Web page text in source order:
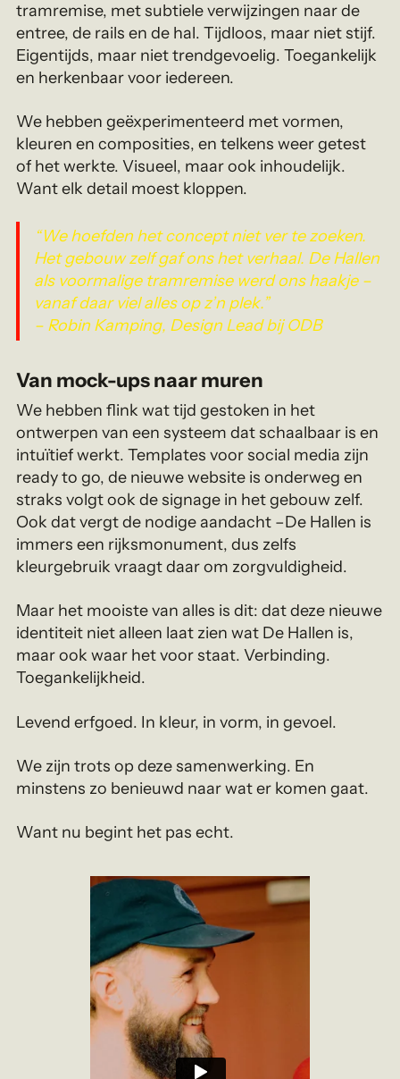
tramremise, met subtiele verwijzingen naar de
entree, de rails en de hal. Tijdloos, maar niet stijf.
Eigentijds, maar niet trendgevoelig. Toegankelijk
en herkenbaar voor iedereen.
We hebben geëxperimenteerd met vormen,
kleuren en composities, en telkens weer getest
of het werkte. Visueel, maar ook inhoudelijk.
Want elk detail moest kloppen.
“We hoefden het concept niet ver te zoeken.
Het gebouw zelf gaf ons het verhaal. De Hallen
als voormalige tramremise werd ons haakje –
vanaf daar viel alles op z’n plek.”
– Robin Kamping, Design Lead bij ODB
Van mock-ups naar muren
We hebben flink wat tijd gestoken in het
ontwerpen van een systeem dat schaalbaar is en
intuïtief werkt. Templates voor social media zijn
ready to go, de nieuwe website is onderweg en
straks volgt ook de signage in het gebouw zelf.
Ook dat vergt de nodige aandacht –De Hallen is
immers een rijksmonument, dus zelfs
kleurgebruik vraagt daar om zorgvuldigheid.
Maar het mooiste van alles is dit: dat deze nieuwe
identiteit niet alleen laat zien wat De Hallen is,
maar ook waar het voor staat. Verbinding.
Toegankelijkheid.
Levend erfgoed. In kleur, in vorm, in gevoel.
We zijn trots op deze samenwerking. En
minstens zo benieuwd naar wat er komen gaat.
Want nu begint het pas echt.